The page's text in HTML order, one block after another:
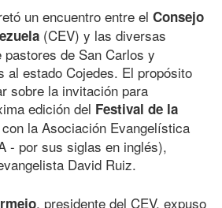
un encuentro entre el Consejo
(CEV) y las diversas
de San Carlos y
al estado Cojedes. El propósito
sobre la invitación para
edición del Festival de la
la Asociación Evangelística
- por sus siglas en inglés),
David Ruiz.
, presidente del CEV, expuso